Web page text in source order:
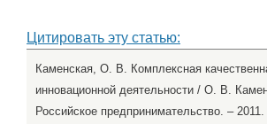
Цитировать эту статью:
Каменская, О. В. Комплексная
инновационной деятельности / О. В.
Российское предпринимательство. –